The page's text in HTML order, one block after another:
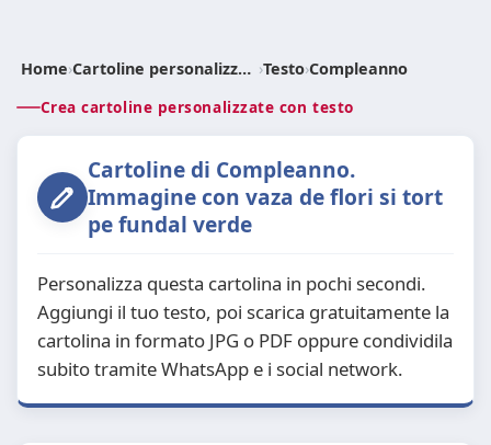
Home› Cartoline personalizzate ›Testo›Compleanno
Crea cartoline personalizzate con testo
Cartoline di Compleanno.
Immagine con vaza de flori si tort
pe fundal verde
Personalizza questa cartolina in pochi secondi.
Aggiungi il tuo testo, poi scarica gratuitamente la
cartolina in formato JPG o PDF oppure condividila
subito tramite WhatsApp e i social network.